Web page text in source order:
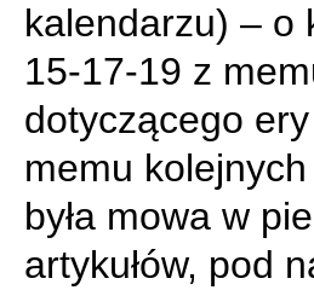
kalendarzu) – o
15-17-19 z
dotyczącego
memu
była mowa w
artykułów, pod